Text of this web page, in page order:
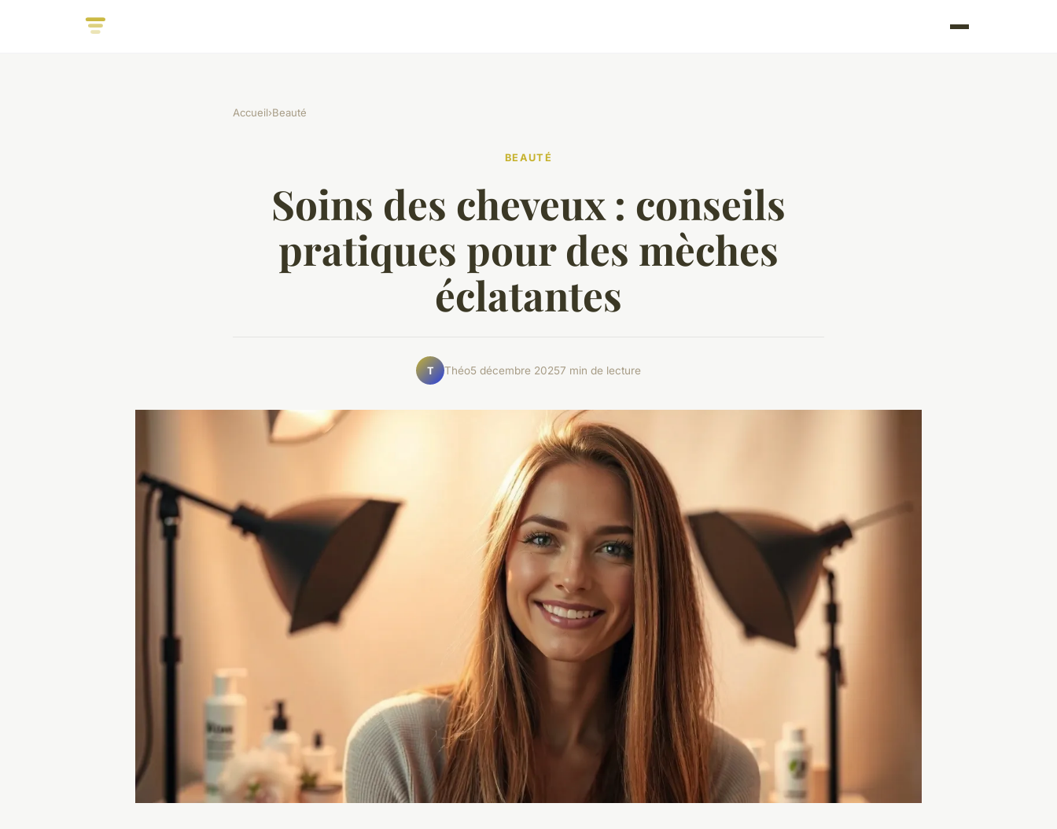
Accueil›Beauté
BEAUTÉ
Soins des cheveux : conseils
pratiques pour des mèches
éclatantes
T Théo5 décembre 20257 min de lecture